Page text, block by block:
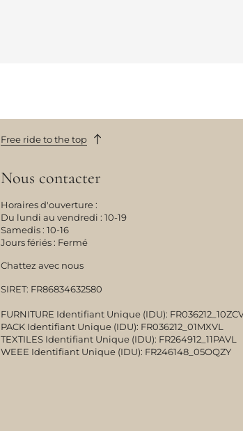
Free ride to the top
Nous contacter
Horaires d'ouverture :
Du lundi au vendredi : 10-19
Samedis : 10-16
Jours fériés : Fermé
Chattez avec nous
SIRET: FR86834632580
FURNITURE Identifiant Unique (IDU):
PACK Identifiant Unique (IDU): FR036212_01MXVL
TEXTILES Identifiant Unique (IDU): FR264912_11PAVL
WEEE Identifiant Unique (IDU): FR246148_05OQZY